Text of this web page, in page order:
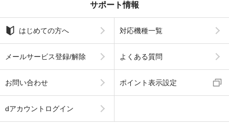
サポート情報
はじめての方へ 対応機種一覧
メールサービス登録/解除 よくある質問
お問い合わせ ポイント表示設定
dアカウントログイン